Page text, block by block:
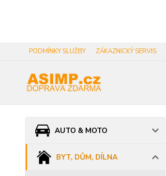
PODMÍNKY SLUŽBY ZÁKAZNICKÝ SERVIS
AUTO & MOTO
BYT, DŮM, DÍLNA